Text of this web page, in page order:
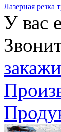
Лазерная резка
У вас